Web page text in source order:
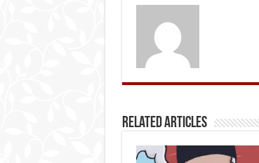
Related Articles